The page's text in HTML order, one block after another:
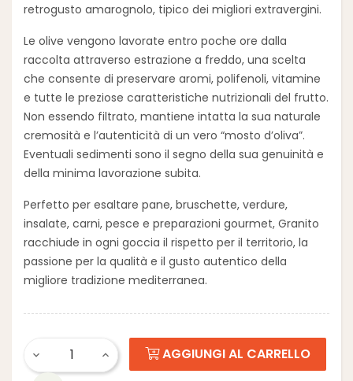
retrogusto amarognolo, tipico dei migliori extravergini.
Le olive vengono lavorate entro poche ore dalla
raccolta attraverso estrazione a freddo, una scelta
che consente di preservare aromi, polifenoli, vitamine
e tutte le preziose caratteristiche nutrizionali del frutto.
Non essendo filtrato, mantiene intatta la sua naturale
cremosità e l’autenticità di un vero “mosto d’oliva”.
Eventuali sedimenti sono il segno della sua genuinità e
della minima lavorazione subita.
Perfetto per esaltare pane, bruschette, verdure,
insalate, carni, pesce e preparazioni gourmet, Granito
racchiude in ogni goccia il rispetto per il territorio, la
passione per la qualità e il gusto autentico della
migliore tradizione mediterranea.
AGGIUNGI AL CARRELLO